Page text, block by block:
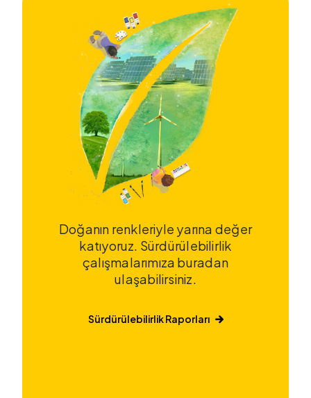
Doğanın renkleriyle yarına değer
katıyoruz. Sürdürülebilirlik
çalışmalarımıza buradan
ulaşabilirsiniz.
Sürdürülebilirlik Raporları